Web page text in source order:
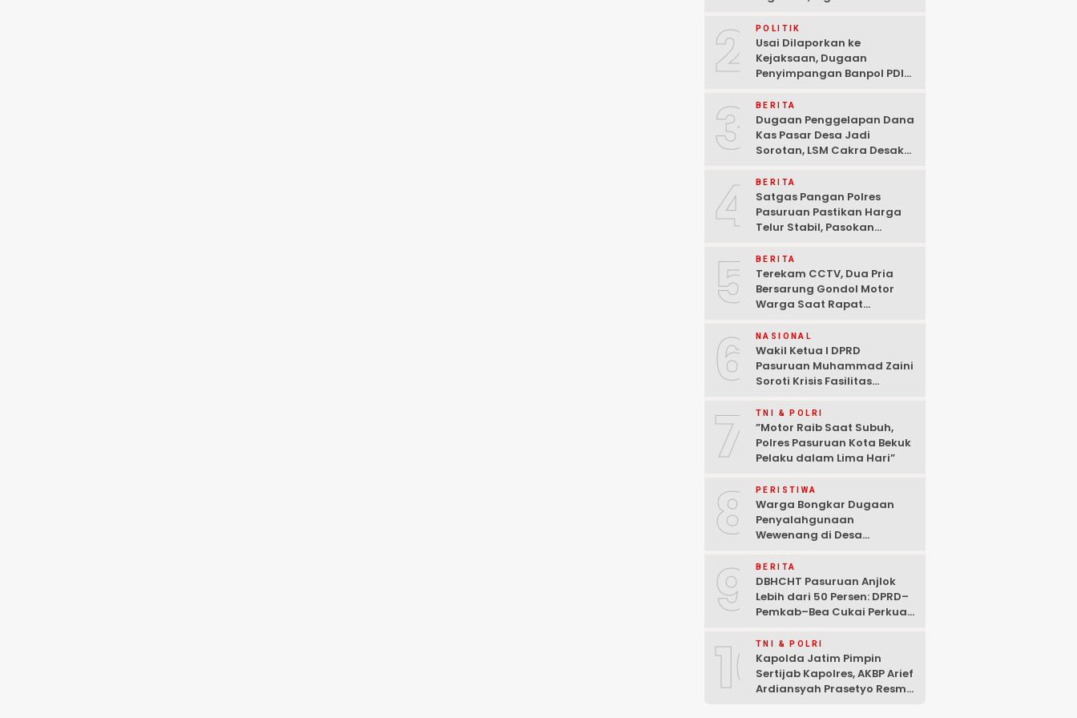
Pasuruan
2 POLITIK
Usai Dilaporkan ke
Kejaksaan, Dugaan
Penyimpangan Banpol PDIP
Tuntas “6 Eks Ketua PAC
Cabut Laporan”
3 BERITA
Dugaan Penggelapan Dana
Kas Pasar Desa Jadi
Sorotan, LSM Cakra Desak
4 BERITA
Satgas Pangan Polres
Pasuruan Pastikan Harga
Telur Stabil, Pasokan
Kekhawatiran Fluktuasi
5 BERITA
Terekam CCTV, Dua Pria
Bersarung Gondol Motor
Warga Saat Rapat
6 NASIONAL
Wakil Ketua I DPRD
Pasuruan Muhammad Zaini
Soroti Krisis Fasilitas
Anggaran
7 TNI & POLRI
‎”Motor Raib Saat Subuh,
Polres Pasuruan Kota Bekuk
Pelaku dalam Lima Hari” ‎
8 PERISTIWA
Warga Bongkar Dugaan
Penyalahgunaan
Wewenang di Desa
Mencuat
9 BERITA
DBHCHT Pasuruan Anjlok
Lebih dari 50 Persen: DPRD–
Pemkab–Bea Cukai Perkuat
Rokok Ilegal
10TNI & POLRI
Kapolda Jatim Pimpin
Sertijab Kapolres, AKBP Arief
Ardiansyah Prasetyo Resmi